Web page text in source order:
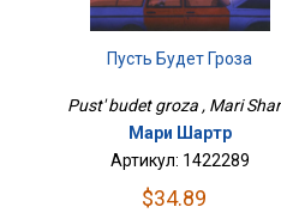
Пусть Будет Гроза
Pust' budet groza , Mari
Мари Шартр
Артикул: 1422289
$34.89